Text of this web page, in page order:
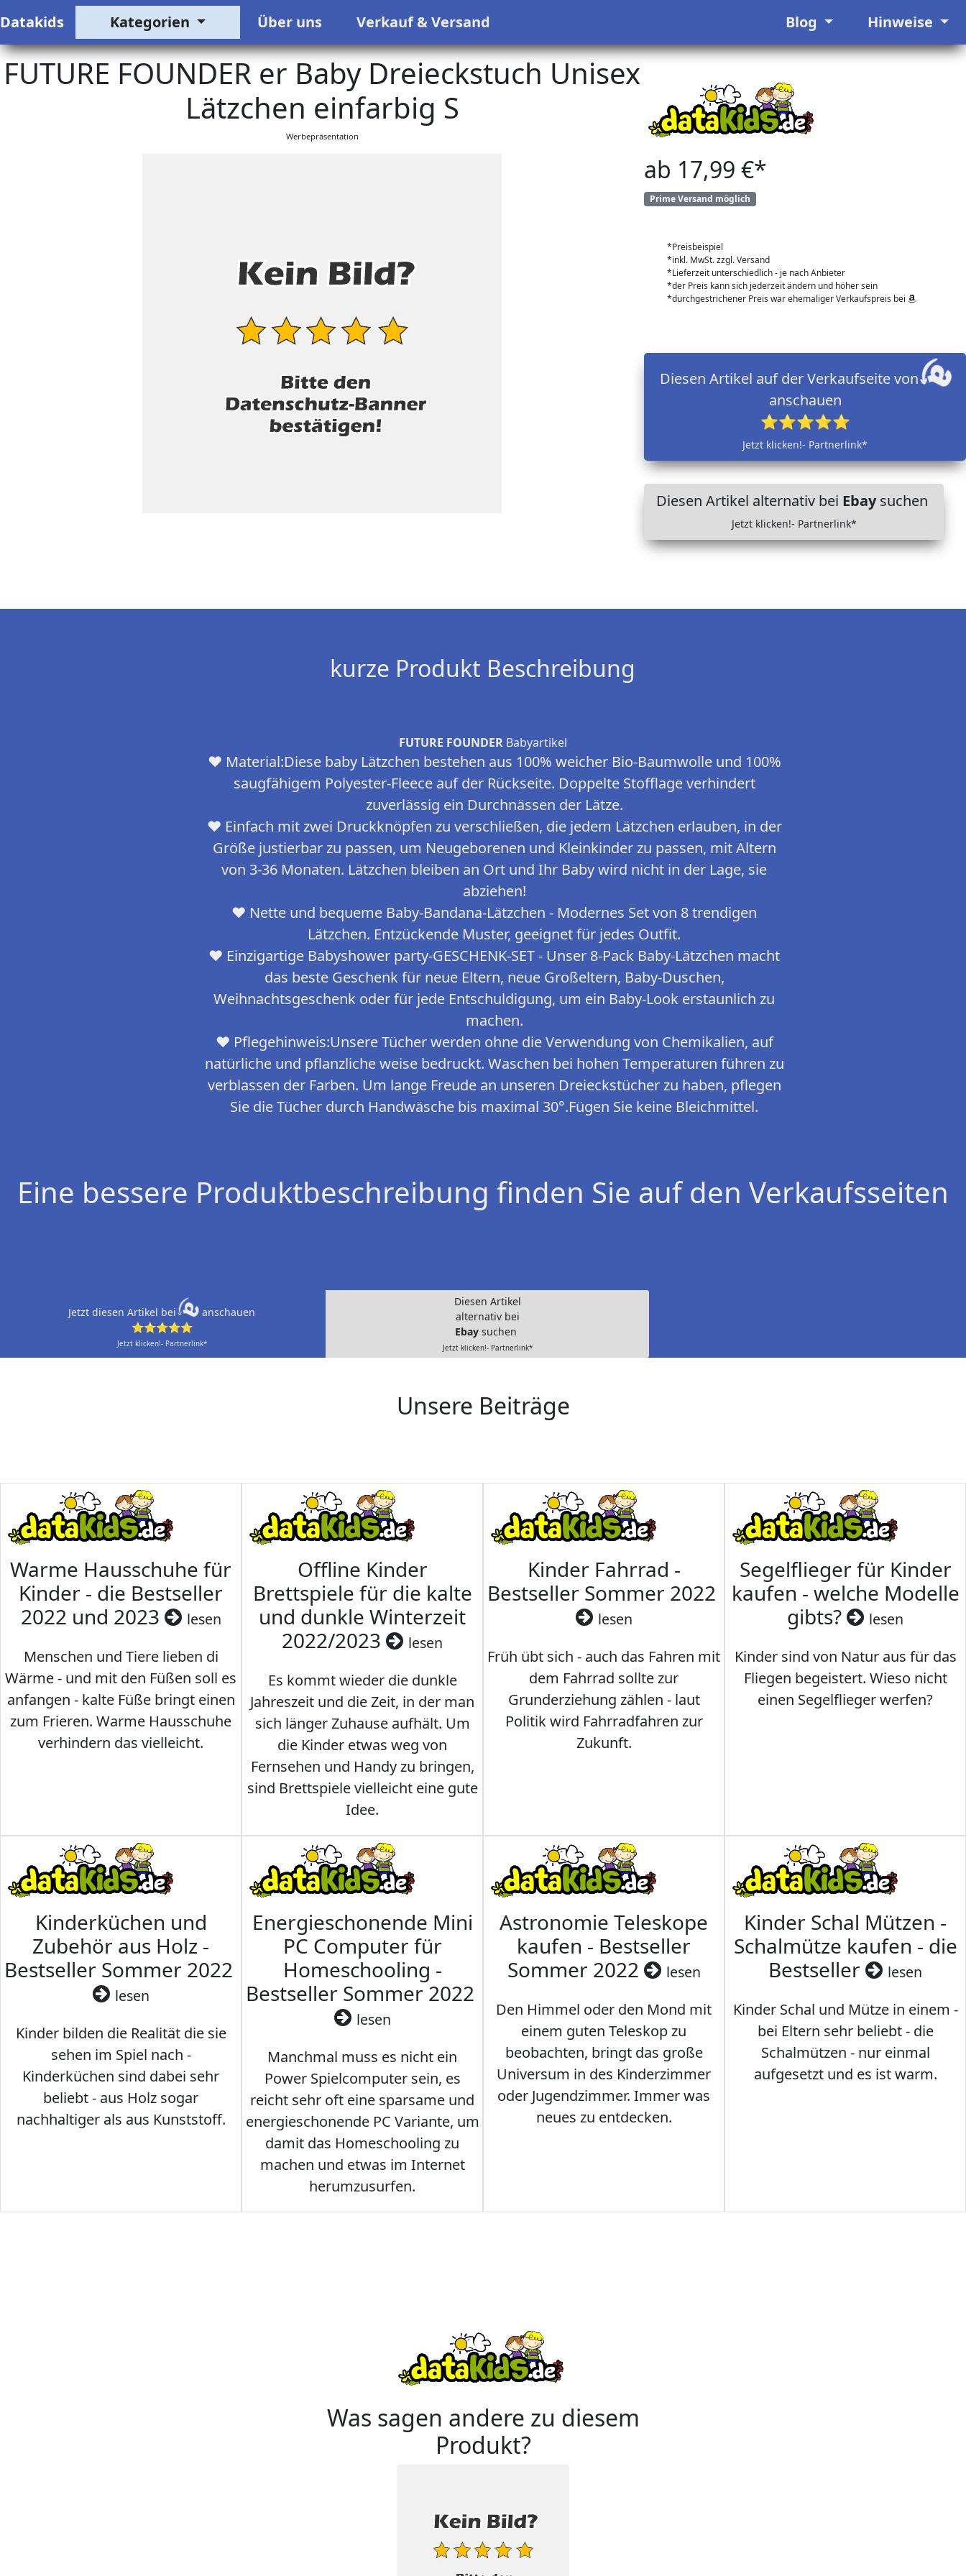
Datakids Kategorien Über uns Verkauf & Versand Blog Hinweise
FUTURE FOUNDER er Baby Dreieckstuch Unisex
Lätzchen einfarbig S
Werbepräsentation
ab 17,99 €*
Prime Versand möglich
*Preisbeispiel
*inkl. MwSt. zzgl. Versand
*Lieferzeit unterschiedlich - je nach Anbieter
*der Preis kann sich jederzeit ändern und höher sein
*durchgestrichener Preis war ehemaliger Verkaufspreis bei
Diesen Artikel auf der Verkaufseite von
anschauen
⭐⭐⭐⭐⭐
Jetzt klicken!- Partnerlink*
Diesen Artikel alternativ bei Ebaysuchen
Jetzt klicken!- Partnerlink*
kurze Produkt Beschreibung
FUTURE FOUNDERBabyartikel
❤ Material:Diese baby Lätzchen bestehen aus 100% weicher Bio-Baumwolle und 100%
saugfähigem Polyester-Fleece auf der Rückseite. Doppelte Stofflage verhindert
zuverlässig ein Durchnässen der Lätze.
❤ Einfach mit zwei Druckknöpfen zu verschließen, die jedem Lätzchen erlauben, in der
Größe justierbar zu passen, um Neugeborenen und Kleinkinder zu passen, mit Altern
von 3-36 Monaten. Lätzchen bleiben an Ort und Ihr Baby wird nicht in der Lage, sie
abziehen!
❤ Nette und bequeme Baby-Bandana-Lätzchen - Modernes Set von 8 trendigen
Lätzchen. Entzückende Muster, geeignet für jedes Outfit.
❤ Einzigartige Babyshower party-GESCHENK-SET - Unser 8-Pack Baby-Lätzchen macht
das beste Geschenk für neue Eltern, neue Großeltern, Baby-Duschen,
Weihnachtsgeschenk oder für jede Entschuldigung, um ein Baby-Look erstaunlich zu
machen.
❤ Pflegehinweis:Unsere Tücher werden ohne die Verwendung von Chemikalien, auf
natürliche und pflanzliche weise bedruckt. Waschen bei hohen Temperaturen führen zu
verblassen der Farben. Um lange Freude an unseren Dreieckstücher zu haben, pflegen
Sie die Tücher durch Handwäsche bis maximal 30°.Fügen Sie keine Bleichmittel.
Eine bessere Produktbeschreibung finden Sie auf den Verkaufsseiten
Jetzt diesen Artikel bei
anschauen
⭐⭐⭐⭐⭐
Jetzt klicken!- Partnerlink*
Diesen Artikel
alternativ bei
Ebay suchen
Jetzt klicken!- Partnerlink*
Unsere Beiträge
Warme Hausschuhe für
Kinder - die Bestseller
2022 und 2023
lesen
Menschen und Tiere lieben di
Wärme - und mit den Füßen soll es
anfangen - kalte Füße bringt einen
zum Frieren. Warme Hausschuhe
verhindern das vielleicht.
Offline Kinder
Brettspiele für die kalte
und dunkle Winterzeit
2022/2023
lesen
Es kommt wieder die dunkle
Jahreszeit und die Zeit, in der man
sich länger Zuhause aufhält. Um
die Kinder etwas weg von
Fernsehen und Handy zu bringen,
sind Brettspiele vielleicht eine gute
Idee.
Kinder Fahrrad -
Bestseller Sommer 2022
lesen
Früh übt sich - auch das Fahren mit
dem Fahrrad sollte zur
Grunderziehung zählen - laut
Politik wird Fahrradfahren zur
Zukunft.
Segelflieger für Kinder
kaufen - welche Modelle
gibts?
lesen
Kinder sind von Natur aus für das
Fliegen begeistert. Wieso nicht
einen Segelflieger werfen?
Kinderküchen und
Zubehör aus Holz -
Bestseller Sommer 2022
lesen
Kinder bilden die Realität die sie
sehen im Spiel nach -
Kinderküchen sind dabei sehr
beliebt - aus Holz sogar
nachhaltiger als aus Kunststoff.
Energieschonende Mini
PC Computer für
Homeschooling -
Bestseller Sommer 2022
lesen
Manchmal muss es nicht ein
Power Spielcomputer sein, es
reicht sehr oft eine sparsame und
energieschonende PC Variante, um
damit das Homeschooling zu
machen und etwas im Internet
herumzusurfen.
Astronomie Teleskope
kaufen - Bestseller
Sommer 2022
lesen
Den Himmel oder den Mond mit
einem guten Teleskop zu
beobachten, bringt das große
Universum in des Kinderzimmer
oder Jugendzimmer. Immer was
neues zu entdecken.
Kinder Schal Mützen -
Schalmütze kaufen - die
Bestseller
lesen
Kinder Schal und Mütze in einem -
bei Eltern sehr beliebt - die
Schalmützen - nur einmal
aufgesetzt und es ist warm.
Was sagen andere zu diesem
Produkt?